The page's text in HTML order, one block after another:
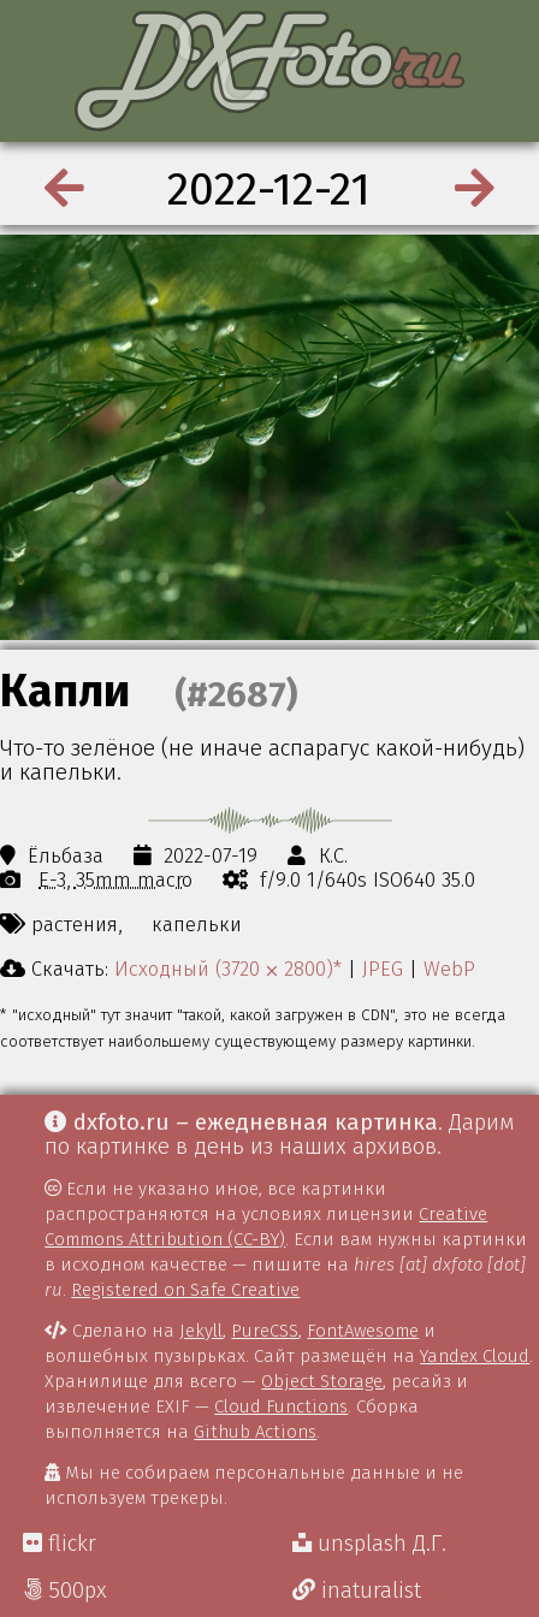
2022-12-21
Капли (#2687)
Что-то зелёное (не иначе аспарагус какой-нибудь)
и капельки.
Ёльбаза 2022-07-19
К.С.
E-3 35mm macro
f/9.0 1/640s ISO640 35.0
растения,
капельки
Скачать: Исходный (3720 ⨉ 2800)* | JPEG | WebP
* "исходный" тут значит "такой, какой загружен в CDN", это не всегда
соответствует наибольшему существующему размеру картинки.
dxfoto.ru – ежедневная картинка. Дарим
по картинке в день из наших архивов.
Если не указано иное, все картинки
распространяются на условиях лицензии Creative
Commons Attribution (CC-BY) . Если вам нужны картинки
в исходном качестве — пишите на hires [at] dxfoto [dot]
ru Registered on Safe Creative
Сделано на Jekyll, PureCSS, FontAwesome и
волшебных пузырьках. Сайт размещён наYandex Cloud
Хранилище для всего — Object Storage, ресайз и
извлечение EXIF — Cloud Functions . Сборка
выполняется на Github Actions
Мы не собираем персональные данные и не
используем трекеры.
flickr
500px
unsplash Д.Г.
inaturalist